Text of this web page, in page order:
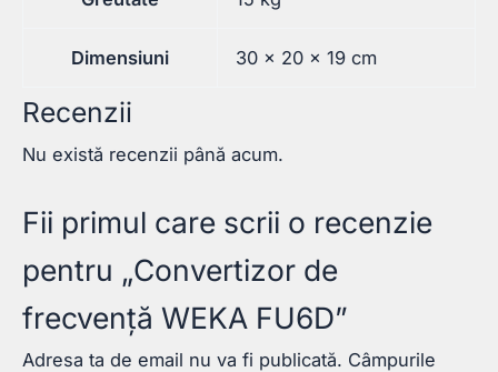
Dimensiuni 30 × 20 × 19 cm
Recenzii
Nu există recenzii până acum.
Fii primul care scrii o recenzie
pentru „Convertizor de
frecvență WEKA FU6D”
Adresa ta de email nu va fi publicată. Câmpurile